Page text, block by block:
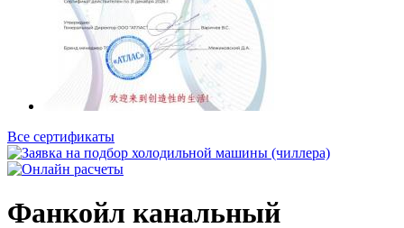
Все сертификаты
Фанкойл канальный